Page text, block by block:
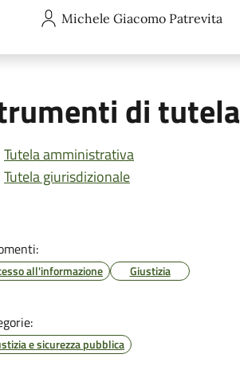
Michele Giacomo Patrevita
di tutela
Tutela amministrativa
Tutela giurisdizionale
all'informazione Giustizia
e sicurezza pubblica